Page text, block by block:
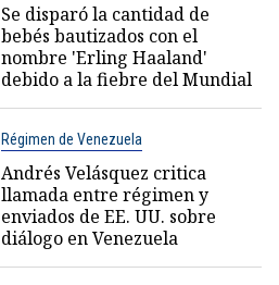
Se disparó la cantidad de
bebés bautizados con el
nombre 'Erling Haaland'
debido a la fiebre del Mundial
Régimen de Venezuela
Andrés Velásquez critica
llamada entre régimen y
enviados de EE. UU. sobre
diálogo en Venezuela